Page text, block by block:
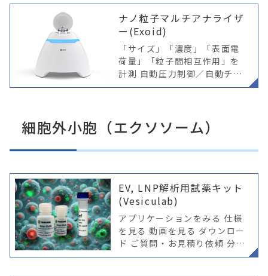
測可能
ナノ粒子マルチアナライザ
ー(Exoid)
「サイズ」「濃度」「表面電
荷量」「粒子間相互作用」を
計測 自動圧力制御／自動チュ
ーニングが高い再現性を実現
S測定システム これまで
細胞外小胞（エクソソーム）
EV, LNP解析用試薬キット
(Vesiculab)
アプリケーションをみる 仕様
を見る 動画を見る ダウンロー
ド ご質問・お見積り依頼 分
離・精製 リファレンス 用途